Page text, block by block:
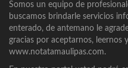
Somos un equipo de
buscamos brindarle servicios
enterado, de antemano le
gracias por aceptarnos, leernos
www.notatamaulipas.com.